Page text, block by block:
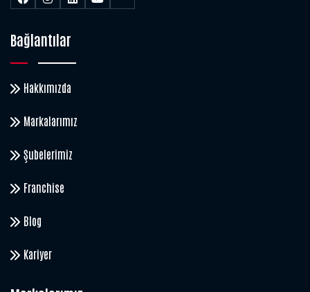
Bağlantılar
Hakkımızda
Markalarımız
Şubelerimiz
Franchise
Blog
Kariyer